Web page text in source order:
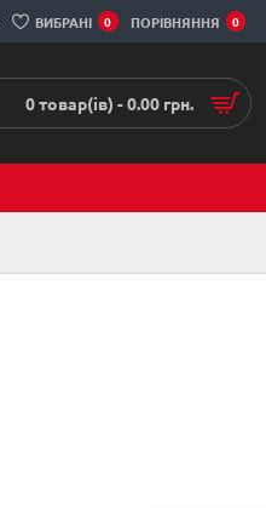
ВИБРАНІ 0 ПОРІВНЯННЯ 0
0 товар(ів) - 0.00 грн.